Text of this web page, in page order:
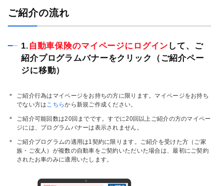
ご紹介の流れ
1. 自動車保険のマイページにログイン して、ご
紹介プログラムバナーをクリック（ご紹介ペー
ジに移動）
＊
ご紹介行為はマイページをお持ちの方に限ります。マイページをお持ち
でない方は こちらから新規ご作成ください。
＊
ご紹介可能回数は20回までです。すでに20回以上ご紹介の方のマイペー
ジには、プログラムバナーは表示されません。
＊
ご紹介プログラムの適用は1契約に限ります。ご紹介を受けた方（ご家
族・ご友人）が複数の自動車をご契約いただいた場合は、最初にご契約
されたお車のみに適用いたします。